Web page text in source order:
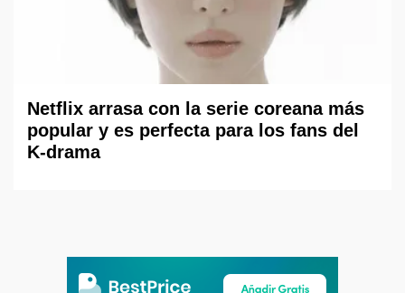
Netflix arrasa con la serie coreana más
popular y es perfecta para los fans del
K-drama